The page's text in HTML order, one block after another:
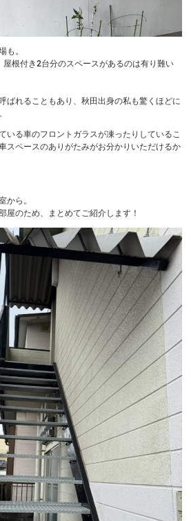
も。
根付き2台分のスペースがあるのは有り難い
ばれることもあり、秋田出身の私も驚くほどに
いる車のフロントガラスが凍ったりしているこ
スペースのありがたみがお分かりいただけるか
から。
屋のため、まとめてご紹介します！